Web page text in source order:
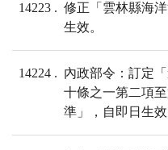
14223
修正「雲林縣海
生效。
14224
內政部令：訂定
十條之一第二項
準」，自即日生效